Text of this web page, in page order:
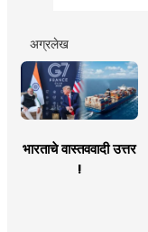
अग्रलेख
भारताचे वास्तववादी उत्तर
!